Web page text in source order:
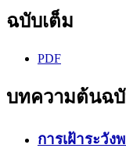
ฉบับเต็ม
PDF
บทความต้นฉ
การเฝ้าระวั